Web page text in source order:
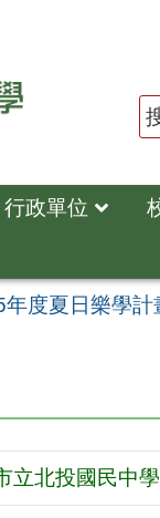
行政單位
度夏日樂學
立北投國民中